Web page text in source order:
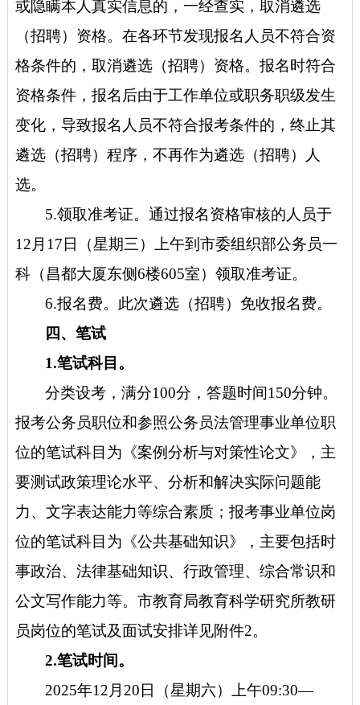
或隐瞒本人真实信息的，一经查实，取消遴选
（招聘）资格。在各环节发现报名人员不符合资
格条件的，取消遴选（招聘）资格。报名时符合
资格条件，报名后由于工作单位或职务职级发生
变化，导致报名人员不符合报考条件的，终止其
遴选（招聘）程序，不再作为遴选（招聘）人
选。
5.领取准考证。通过报名资格审核的人员于
12月17日（星期三）上午到市委组织部公务员一
科（昌都大厦东侧6楼605室）领取准考证。
6.报名费。此次遴选（招聘）免收报名费。
四、笔试
1.笔试科目。
分类设考，满分100分，答题时间150分钟。
报考公务员职位和参照公务员法管理事业单位职
位的笔试科目为《案例分析与对策性论文》，主
要测试政策理论水平、分析和解决实际问题能
力、文字表达能力等综合素质；报考事业单位岗
位的笔试科目为《公共基础知识》，主要包括时
事政治、法律基础知识、行政管理、综合常识和
公文写作能力等。市教育局教育科学研究所教研
员岗位的笔试及面试安排详见附件2。
2.笔试时间。
2025年12月20日（星期六）上午09:30—